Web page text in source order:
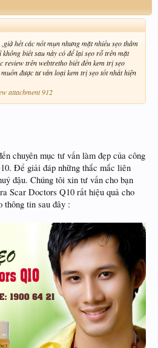
hết các nốt mụn nhưng mặt nhiều sẹo thâm
biết sau này có để lại sẹo rỗ trên mặt
review trên webtretho biết đến kem trị sẹo
được tư vấn loại kem trị sẹo tốt nhất hiện
attachment 912
chuyên mục tư vấn làm đẹp của công
Để giải đáp những thắc mắc liên
đậu. Chúng tôi xin tư vấn cho bạn
Scar Doctors Q10 rất hiệu quả cho
thông tin sau đây :